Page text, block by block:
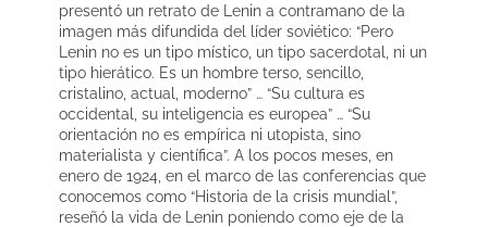
presentó un retrato de Lenin a contramano de la
imagen más difundida del líder soviético: “Pero
Lenin no es un tipo místico, un tipo sacerdotal, ni un
tipo hierático. Es un hombre terso, sencillo,
cristalino, actual, moderno” … “Su cultura es
occidental, su inteligencia es europea” … “Su
orientación no es empírica ni utopista, sino
materialista y científica”. A los pocos meses, en
enero de 1924, en el marco de las conferencias que
conocemos como “Historia de la crisis mundial”,
reseñó la vida de Lenin poniendo como eje de la